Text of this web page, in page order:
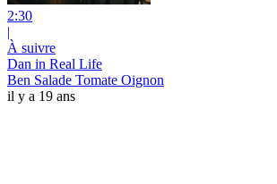
2:30
|
À suivre
Dan in Real Life
Ben Salade Tomate Oignon
il y a 19 ans